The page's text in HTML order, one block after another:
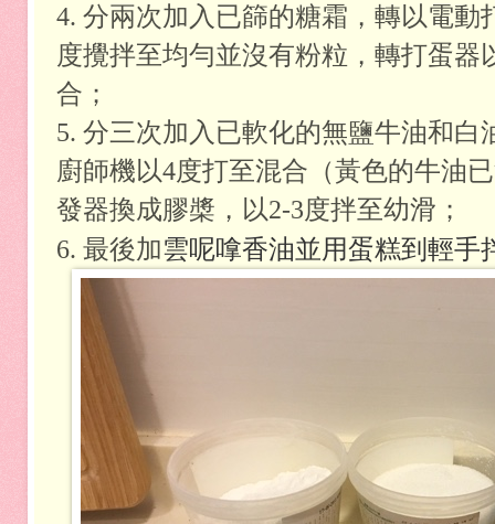
4. 分兩次加入已篩的糖霜，轉以電動
度攪拌至均勻並沒有粉粒，轉打蛋器
合；
5. 分三次加入已軟化的無鹽牛油和白
廚師機以4度打至混合（黃色的牛油
發器換成膠槳，以2-3度拌至幼滑；
6. 最後加雲呢嗱香油並用蛋糕到輕手